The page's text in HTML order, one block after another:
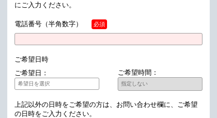
にご入力ください。
電話番号 （半角数字） 必須
ご希望日時
ご希望日：
ご希望時間：
上記以外の日時をご希望の方は、お問い合わせ欄に、ご希望
の日時をご入力ください。